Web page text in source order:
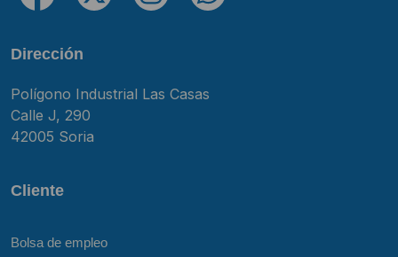
Dirección
Polígono Industrial Las Casas
Calle J, 290
42005 Soria
Cliente
Bolsa de empleo